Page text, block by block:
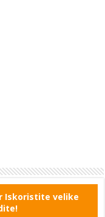
Iskoristite velike